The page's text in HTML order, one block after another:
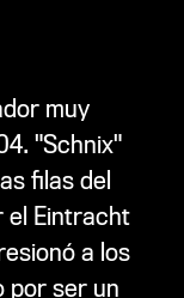
muy
"Schnix"
filas del
el Eintracht
a los
por ser un